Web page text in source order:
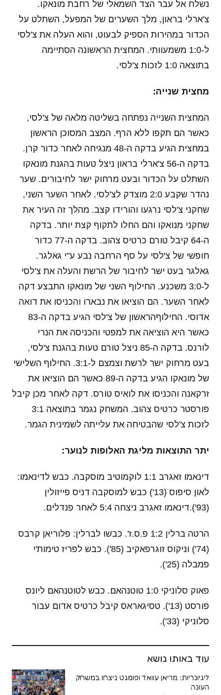
נשלח אל עבר הצד השמאלי של רחבת מונאקו.
צ'ארלי בראון, מלך השערים של המפעל, השתלט על
הכדור במהירות הספיק לבעוט, והוא העלה את צ'לסי
ל-1:0 משמעוותי. המחצית הראשונה הסתיימה
בתוצאה 1:0 לזכות צ'לסי.
מחצית שנייה:
המחצית השנייה נפתחה בשליטה מלאה של צ'לסי,
כאשר הם תקפו ללא הרף. המצב המסוכן הראשון
במחצית הגיע בדקה ה-48 מנגיחה לאחר כדור קרן.
בדקה ה-56 צ'ארלי בראון ניצל טעות בהגנת מונאקו
השתלט על הכדור ובעט מרחוק ישר לחיבורים. שער
נהדר שקבע 2:0 מוצדק לצ'לסי. לאחר השער השני,
שחקני צ'לסי נרגעו והורידו קצב. מהלך זה העיר את
שחקני מנואקו והם החלו לתקוף קצת יותר. בדקה
ה-64 קיבל טורם כרטיס צהוב. בדקה ה-77 כדור
חופשי של צ'לסי על סף הרחבה נבע ע"י גאלגר.
גאלגר בעט ישר לחיבור של הרשת והעלה את צ'לסי
ל-3:0 משכנע. החילוף השני של מונאקו התבצע דקה
לאחר השער. הם הוציאו את נבארו והכניסו את דואה
אדוסי. החילוףהראשון של צ'לסי הגיע בדקה ה-83
כאשר היא הוציאה את למפטי והכניסה את הנרי
לורנס. בדקה ה-85 ניצל טורם טעות בהגנת צ'לסי,
בעט מרחוק ישר לרשת וצמצם ל-3:1. החילוף השלישי
של מונאקו הגיע בדקה ה-89 כאשר הם הוציאו את
זרקאנה והכניסו את לואיס טורס. דקה לאחר מכן קיבל
פורסטר כרטיס צהוב. המשחק נגמר בתוצאה 3:1
לזכות צ'לסי שהבטיחה את עלייתה לשמינית הגמר.
יתר התוצאות מליגת האלופות לנוער:
דינאמו זאגרב 1:1 לוקמוטיב מוסקבה. כבש לדינאמו:
לאון סיפוס (13') כבש למוסקבה דניס פייזולין
(93').דינאמו זאגרב ניצחה 5:4 לאחר פנדלים.
הרטה ברלין 1:2 פ.ס.ז'. כבשו לברלין: פלוריאן קרבס
(74') וניקוס זוגרפאקיב (85'). כבש לפריז טימות'י
פמבלה (25').
פאוק סלוניקי 1:0 טוטנהאם. כבש לטוטנהאם ליונס
פורסט (13'). טסיגאראס קיבל כרטיס אדום עבור
סלוניקי (33').
עוד באותו נושא
ליגיונריות: מריאן עוואד ופומגט ניצחו במשחק
העונה